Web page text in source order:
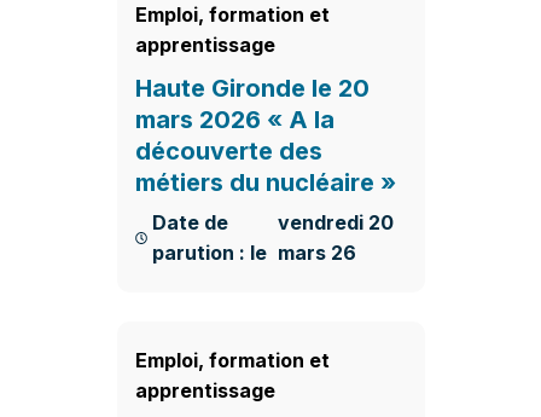
Emploi, formation et
apprentissage
Haute Gironde le 20
mars 2026 « A la
découverte des
métiers du nucléaire »
Date de
parution : le
vendredi 20
mars 26
Emploi, formation et
apprentissage